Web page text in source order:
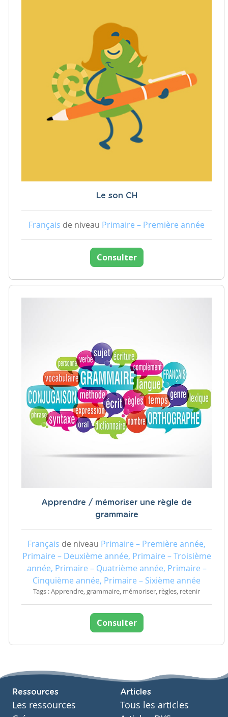
Le son CH
Français de niveau Primaire – Première année
Consulter
Apprendre / mémoriser une règle de
grammaire
Français de niveau Primaire – Première année,
Primaire – Deuxième année, Primaire – Troisième
année, Primaire – Quatrième année, Primaire –
Cinquième année, Primaire – Sixième année
Tags : Apprendre, grammaire, mémoriser, règles, retenir
Consulter
Ressources
Les ressources
Articles
Tous les articles